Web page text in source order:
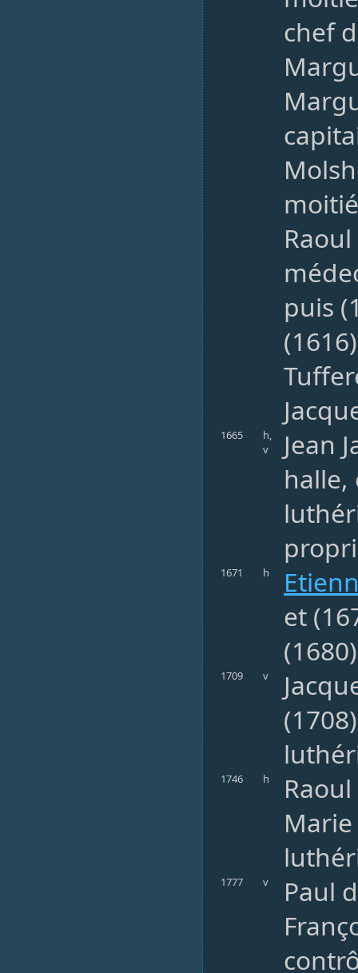
chef
puis
1665
h,
v
Jean
halle,
1671 h
et
1709 v
1746 h
1777 v
Paul